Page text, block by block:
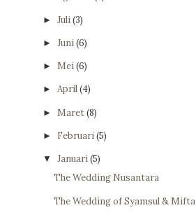
► Juli(3)
► Juni(6)
► Mei(6)
► April(4)
► Maret(8)
► Februari(5)
▼ Januari(5)
The Wedding Nusantara
The Wedding of Syamsul & Mifta